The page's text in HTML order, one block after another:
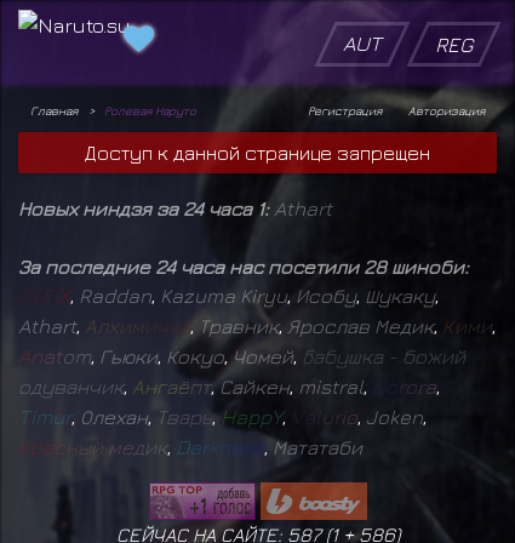
AUT REG
Главная Ролевая Наруто Авторизация
Регистрация
Доступ к данной странице запрещен
Новых ниндзя за 24 часа 1: Athart
За последние 24 часа нас посетили 28 шиноби:
DEFIX, Raddan Kazuma Kiryu, Исобу, Шукаку,
Athart, Алхимичка, Травник, Ярослав Медик, Кими
Anatom Гьюки, Кокуо Чомей, Бабушка - божий
одуванчик, Ангаёпт, Сайкен, mistral orora
Timur, Олехан, Тварь,HappY, lurio Joken
Красный медик, Darkness, Мататаби
СЕЙЧАС НА САЙТЕ: 587 (1+586)